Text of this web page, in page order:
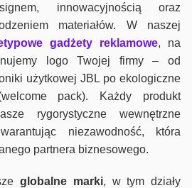
innowacyjnością oraz
materiałów. W naszej
gadżety reklamowe, na
logo Twojej firmy – od
użytkowej JBL po ekologiczne
pack). Każdy produkt
rygorystyczne wewnętrzne
niezawodność, która
partnera biznesowego.
globalne marki, w tym działy